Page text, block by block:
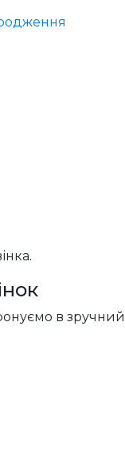
в зручний